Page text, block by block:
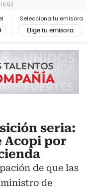
Selecciona tu emisora
Elige tu emisora
16:53
seria:
Acopi por
de que las
ministro de